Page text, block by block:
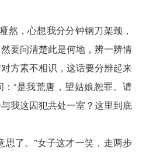
然，心想我分分钟钢刀架颈，
要问清楚此是何地，辨一辨情
方素不相识，这话要分辨起来
“是我荒唐，望姑娘恕罪。请
我这囚犯共处一室？这里到底
思了。”女子这才一笑，走两步